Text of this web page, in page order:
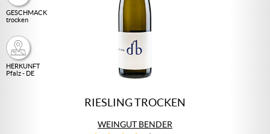
GESCHMACK
trocken
HERKUNFT
Pfalz - DE
RIESLING TROCKEN
WEINGUT BENDER